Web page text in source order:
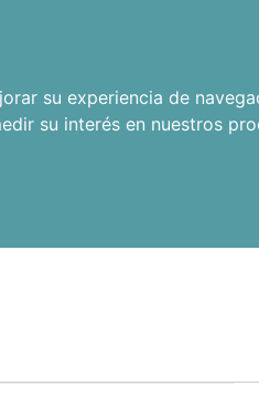
su experiencia de
su interés en nuestros